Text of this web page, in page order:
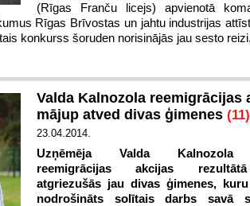
(Rīgas Franču licejs) apvienotā
Rīgas Brīvostas un jahtu industrijas
konkurss šoruden norisinājās jau sesto
Valda Kalnozola reemigrācijas
mājup atved divas ģimenes (11)
23.04.2014.
Uzņēmēja Valda Kalnozola
reemigrācijas akcijas
atgriezušās jau divas ģimenes,
nodrošināts solītais darbs savā